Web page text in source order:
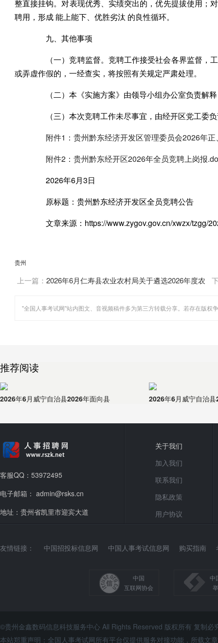
整直接挂钩。对表现优秀、实绩突出的，优先提拔使用；
聘用，形成 能上能下、优胜劣汰 的良性循环。
九、其他事项
（一）竞聘监督。竞聘工作接受社会各界监督，
或弄虚作假的，一经查实，将按照有关规定严肃处理。
（二）本《实施方案》由领导小组办公室负责解释
（三）本次竞聘工作未尽事宜，由经开区党工委
附件1：贵州黔东经济开发区管理委员会2026年
附件2：贵州黔东经开区2026年全员竞聘上岗报
2026年6月3日
原标题：贵州黔东经济开发区全员竞聘公告
文章来源：https://www.zygov.gov.cn/xwzx/tzgg/
贵州
上一篇： 2026年6月仁寿县农业农村局关于遴选2026年度农
推荐阅读
2026年6月威宁自治县2026年面向县 2026年6月威宁自治
客服QQ：53972495
电子邮箱： admin@rsks.cn
地址：贵州省凯里市迎宾大道
关于我们
加入我们
联系我们
隐私政策
用户协议
友情链接： 中国招投标信息网 中国人事考试信息网 购买指南
中国
互联网协会
中
©贵州金鑫数码信息科技服务中心 All Rights Reserved 版权所有 复制必
本站郑重声明：全国人事考试网所有平台仅提供服务对接功能，所载文